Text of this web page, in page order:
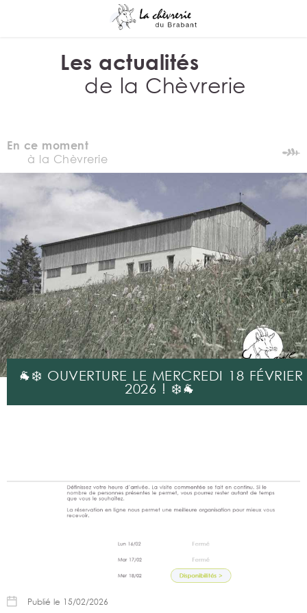
Les actualités
de la Chèvrerie
En ce moment
à la Chèvrerie
🐐❄️ OUVERTURE LE MERCREDI 18 FÉVRIER
2026 ! ❄️🐐
Publié le 15/02/2026